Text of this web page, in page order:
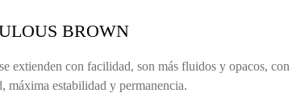
BROWN
extienden con facilidad, son más fluidos y opacos, con
máxima estabilidad y permanencia.